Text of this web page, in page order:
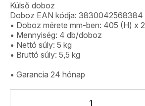
Külső doboz
Doboz EAN kódja: 3830042568384
• Doboz mérete mm-ben: 405 (H) x
• Mennyiség: 4 db/doboz
• Nettó súly: 5 kg
• Bruttó súly: 5,5 kg
• Garancia 24 hónap